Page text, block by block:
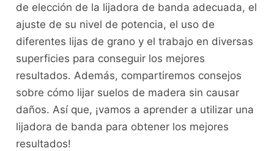
de elección de la lijadora de banda adecuada, el
ajuste de su nivel de potencia, el uso de
diferentes lijas de grano y el trabajo en diversas
superficies para conseguir los mejores
resultados. Además, compartiremos consejos
sobre cómo lijar suelos de madera sin causar
daños. Así que, ¡vamos a aprender a utilizar una
lijadora de banda para obtener los mejores
resultados!